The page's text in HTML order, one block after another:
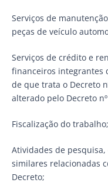
Serviços de
peças de veículo
Serviços de crédito e
financeiros integrantes
de que trata o Decreto
alterado pelo Decreto
Fiscalização do trabalho;
Atividades de
similares relacionadas
Decreto;